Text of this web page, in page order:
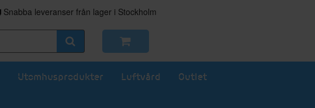
Snabba leveranser från lager i Stockholm
Utomhusprodukter Luftvård Outlet